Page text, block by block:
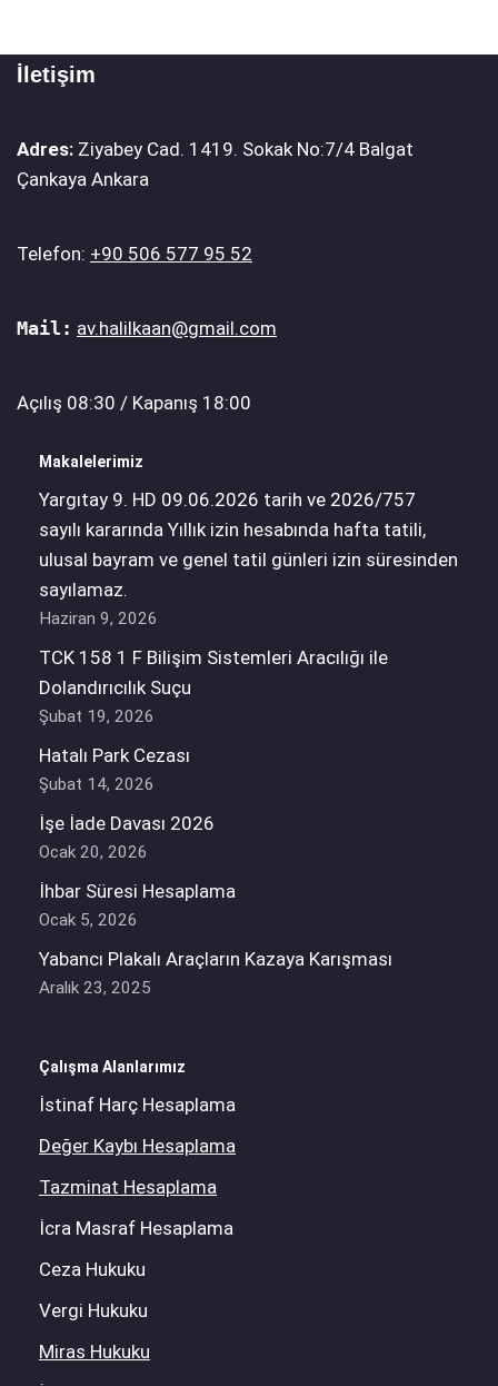
İletişim
Adres: Ziyabey Cad. 1419. Sokak No:7/4 Balgat
Çankaya Ankara
Telefon: +90 506 577 95 52
Mail: av.halilkaan@gmail.com
Açılış 08:30 / Kapanış 18:00
Makalelerimiz
Yargıtay 9. HD 09.06.2026 tarih ve 2026/757
sayılı kararında Yıllık izin hesabında hafta tatili,
ulusal bayram ve genel tatil günleri izin süresinden
sayılamaz.
Haziran 9, 2026
TCK 158 1 F Bilişim Sistemleri Aracılığı ile
Dolandırıcılık Suçu
Şubat 19, 2026
Hatalı Park Cezası
Şubat 14, 2026
İşe İade Davası 2026
Ocak 20, 2026
İhbar Süresi Hesaplama
Ocak 5, 2026
Yabancı Plakalı Araçların Kazaya Karışması
Aralık 23, 2025
Çalışma Alanlarımız
İstinaf Harç Hesaplama
Değer Kaybı Hesaplama
Tazminat Hesaplama
İcra Masraf Hesaplama
Ceza Hukuku
Vergi Hukuku
Miras Hukuku